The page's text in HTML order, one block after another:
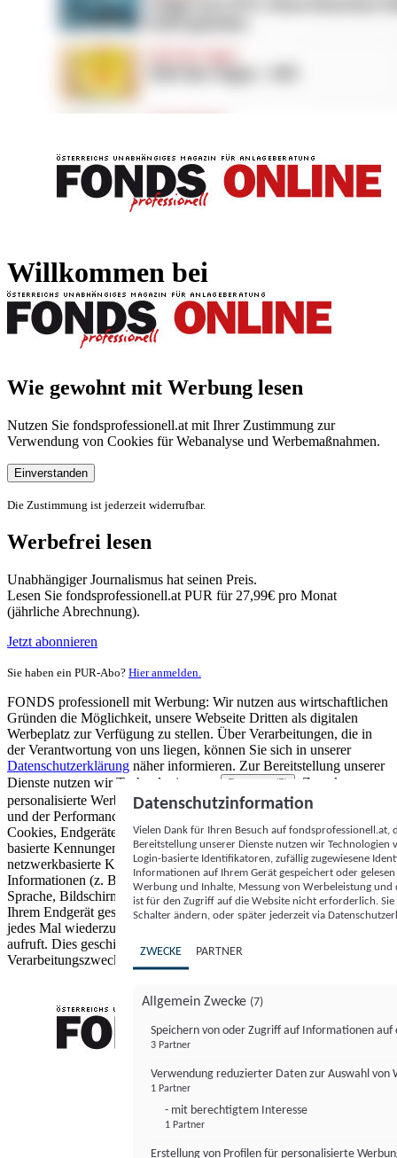
Willkommen bei
Wie gewohnt mit Werbung lesen
Nutzen Sie fondsprofessionell.at mit Ihrer Zustimmung zur
Verwendung von Cookies für Webanalyse und Werbemaßnahmen.
Einverstanden
Die Zustimmung ist jederzeit widerrufbar.
Werbefrei lesen
Unabhängiger Journalismus hat seinen Preis.
Lesen Sie fondsprofessionell.at PUR für 27,99€ pro Monat
(jährliche Abrechnung).
Jetzt abonnieren
Sie haben ein PUR-Abo? Hier anmelden.
FONDS professionell mit Werbung: Wir nutzen aus wirtschaftlichen
Gründen die Möglichkeit, unsere Webseite Dritten als digitalen
Werbeplatz zur Verfügung zu stellen. Über Verarbeitungen, die in
der Verantwortung von uns liegen, können Sie sich in unserer
Datenschutzerklärung näher informieren. Zur Bereitstellung unserer
Dienste nutzen wir Technologien von
Partnern (5)
. Zwecke:
personalisierte Werbung und Inhalte, Messung von Werbeleistung
und der Performance von Inhalten sowie Zielgruppenforschung.
Cookies, Endgeräte- oder ähnliche Online-Kennungen (z. B. login-
basierte Kennungen, zufällig generierte Kennungen,
netzwerkbasierte Kennungen) können zusammen mit anderen
Informationen (z. B. Browsertyp und Browserinformationen,
Sprache, Bildschirmgröße, unterstützte Technologien usw.) auf
Ihrem Endgerät gespeichert oder von dort ausgelesen werden, um es
jedes Mal wiederzuerkennen, wenn es eine App oder einer Webseite
aufruft. Dies geschieht für einen oder mehrere der hier aufgeführten
Verarbeitungszwecke.
Datenschutzinformation
Vielen Dank für Ihren Besuch auf
Bereitstellung unserer Dienste nutzen wir Technologien
Login-basierte Identifikatoren, zufällig zugewiesene
Informationen auf Ihrem Gerät gespeichert oder
Werbung und Inhalte, Messung von Werbeleistung
ist für den Zugriff auf die Website nicht erforderlich.
Schalter ändern, oder später jederzeit via
ZWECKE PARTNER
Allgemein Zwecke (7)
Speichern von oder Zugriff auf Informationen auf
3 Partner
Verwendung reduzierter Daten zur Auswahl von
1 Partner
- mit berechtigtem Interesse
1 Partner
Erstellung von Profilen für personalisierte
FONDS professionell